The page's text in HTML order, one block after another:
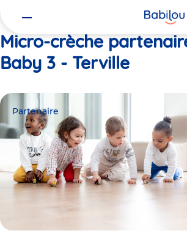
Micro-crèche
Baby 3 - Terville
Partenaire